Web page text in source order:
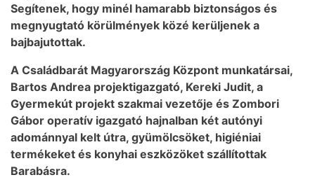
Segítenek, hogy minél hamarabb biztonságos és
megnyugtató körülmények közé kerüljenek a
bajbajutottak.
A Családbarát Magyarország Központ munkatársai,
Bartos Andrea projektigazgató, Kereki Judit, a
Gyermekút projekt szakmai vezetője és Zombori
Gábor operatív igazgató hajnalban két autónyi
adománnyal kelt útra, gyümölcsöket, higiéniai
termékeket és konyhai eszközöket szállítottak
Barabásra.